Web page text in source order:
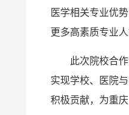
医学相关专业优
更多高素质专业人
此次院校合
实现学校、医院
积极贡献，为重